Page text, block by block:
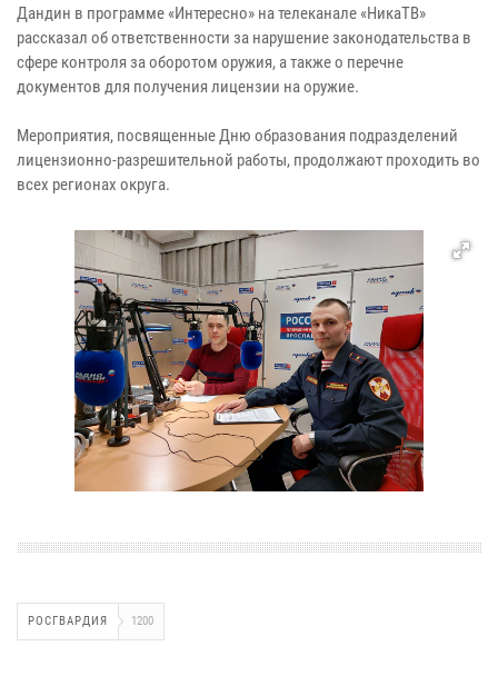
Дандин в программе «Интересно» на телеканале «НикаТВ»
рассказал об ответственности за нарушение законодательства в
сфере контроля за оборотом оружия, а также о перечне
документов для получения лицензии на оружие.
Мероприятия, посвященные Дню образования подразделений
лицензионно-разрешительной работы, продолжают проходить во
всех регионах округа.
РОСГВАРДИЯ 1200